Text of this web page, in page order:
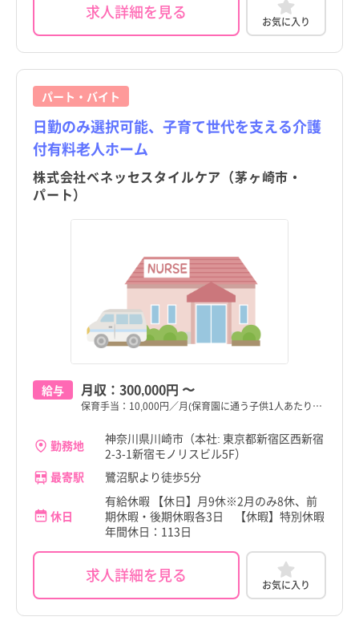
山形県
福島県
茨城県
栃木県
群馬県
埼玉県
千葉県
富山県
福井県
長野県
岐阜県
静岡県
愛知県
三重県
滋賀県
神奈川県すべて
横浜市
川崎市
相模原市
横須賀市
平塚市
茅ヶ崎市
逗子市
三浦市
伊勢原市
海老名市
座間市
横浜市すべて
川崎市すべて
相模原市すべて
横須賀市すべて
平塚市 すべて
鎌倉市すべて
すべて
茅ヶ崎市すべて
すべて
三浦市すべて
厚木市 すべて
大和市 すべて
伊勢原市 すべて
海老名市すべて
座間市すべて
南足柄市すべて
職種・資格すべて
看護師
助産師
准看護師
保健師
すべて
クリニック
介護施設
勤務形態 すべて
常勤（夜勤あり）
常勤（夜勤なし）
常勤（夜勤のみ）
パート・アルバイト（夜勤あり）
すべて
土日祝休み
年間休日120日以上
日勤のみ
残業少なめ
求人詳細を見る お気に入り
パート・バイト
日勤のみ選択可能、子育て世代を支える介護
付有料老人ホーム
株式会社ベネッセスタイルケア（茅ヶ崎市・
パート）
給与 月収： 300,000円 〜
保育手当：10,000円／月(保育園に通う子供1人あたり…
勤務地
神奈川県川崎市（本社: 東京都新宿区西新宿
2-3-1新宿モノリスビル5F）
最寄駅
鷺沼駅より徒歩5分
休日
有給休暇 【休日】月9休※2月のみ8休、前
期休暇・後期休暇各3日 【休暇】特別休暇
年間休日：113日
求人詳細を見る お気に入り
山形県
福島県
茨城県
栃木県
群馬県
埼玉県
千葉県
富山県
福井県
長野県
岐阜県
静岡県
愛知県
三重県
滋賀県
神奈川県すべて
横浜市
川崎市
相模原市
横須賀市
平塚市
茅ヶ崎市
逗子市
三浦市
伊勢原市
海老名市
座間市
横浜市すべて
川崎市すべて
相模原市すべて
横須賀市すべて
平塚市 すべて
鎌倉市すべて
すべて
茅ヶ崎市すべて
すべて
三浦市すべて
厚木市 すべて
大和市 すべて
伊勢原市 すべて
海老名市すべて
座間市すべて
南足柄市すべて
職種・資格すべて
看護師
助産師
准看護師
保健師
すべて
クリニック
介護施設
勤務形態 すべて
常勤（夜勤あり）
常勤（夜勤なし）
常勤（夜勤のみ）
パート・アルバイト（夜勤あり）
すべて
土日祝休み
年間休日120日以上
日勤のみ
残業少なめ